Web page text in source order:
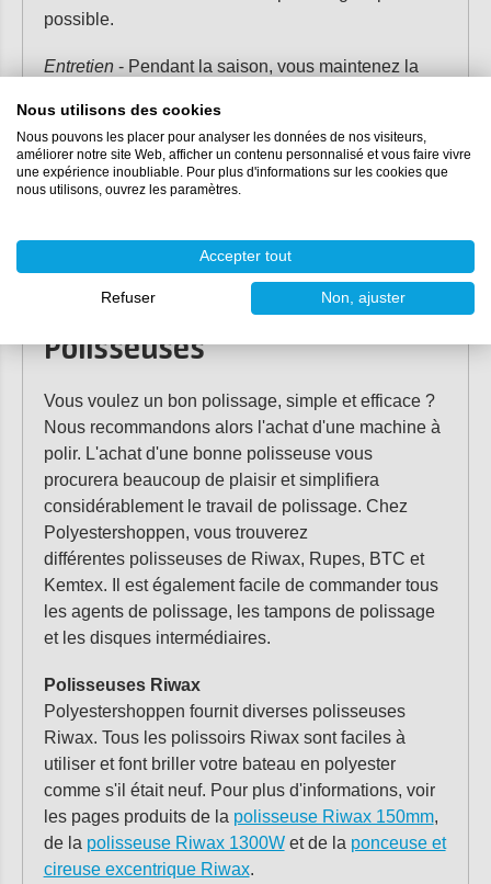
possible.
Entretien- Pendant la saison, vous maintenez la
Clean,RS Surface Clean
Polish. Ces produits Riwax permettent de maintenir
votre bateau en parfait état pendant la saison de
navigation !
Pour en savoir plus sur l'utilisation du système de
polissage Riwax, consultez notre article
d'information "Polir votre bateau avec Riwax".
Polisseuses
Vous voulez un bon polissage, simple et efficace ?
Nous recommandons alors l'achat d'une machine à
polir. L'achat d'une bonne polisseuse vous
procurera beaucoup de plaisir et simplifiera
considérablement le travail de polissage. Chez
Polyestershoppen, vous trouverez
différentes polisseuses de Riwax, Rupes, BTC et
Kemtex. Il est également facile de commander tous
les agents de polissage, les tampons de polissage
et les disques intermédiaires.
Polisseuses Riwax
Polyestershoppen fournit diverses polisseuses
Riwax. Tous les polissoirs Riwax sont faciles à
utiliser et font briller votre bateau en polyester
comme s'il était neuf. Pour plus d'informations, voir
les pages produits de la polisseuse Riwax 150mm,
de la polisseuse Riwax 1300Wet de la ponceuse et
cireuse excentrique Riwax.
Nous utilisons des cookies
Nous pouvons les placer pour analyser les données de nos visiteurs,
améliorer notre site Web, afficher un contenu personnalisé et vous faire vivre
une expérience inoubliable. Pour plus d'informations sur les cookies que
nous utilisons, ouvrez les paramètres.
Accepter tout
Refuser Non, ajuster